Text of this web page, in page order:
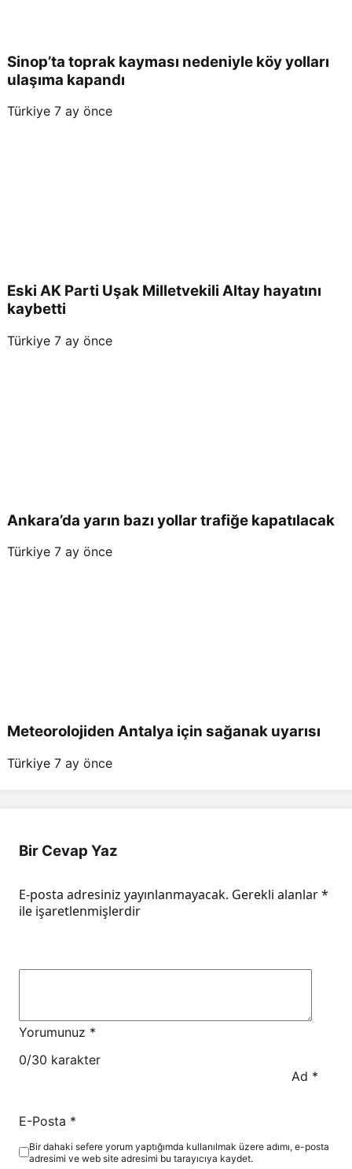
Sinop’ta toprak kayması nedeniyle köy yolları
ulaşıma kapandı
Türkiye 7 ay önce
Eski AK Parti Uşak Milletvekili Altay hayatını
kaybetti
Türkiye 7 ay önce
Ankara’da yarın bazı yollar trafiğe kapatılacak
Türkiye 7 ay önce
Meteorolojiden Antalya için sağanak uyarısı
Türkiye 7 ay önce
Bir Cevap Yaz
E-posta adresiniz yayınlanmayacak. Gerekli alanlar*
ile işaretlenmişlerdir
Yorumunuz *
0/30 karakter
Ad *
E-Posta *
Bir dahaki sefere yorum yaptığımda kullanılmak üzere adımı, e-posta
adresimi ve web site adresimi bu tarayıcıya kaydet.